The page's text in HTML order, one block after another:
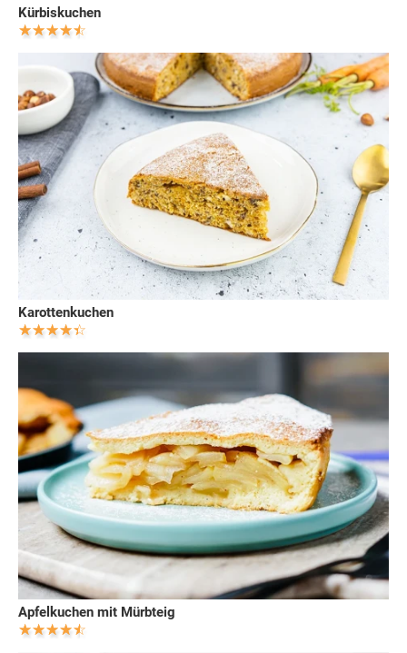
Kürbiskuchen
Karottenkuchen
Apfelkuchen mit Mürbteig